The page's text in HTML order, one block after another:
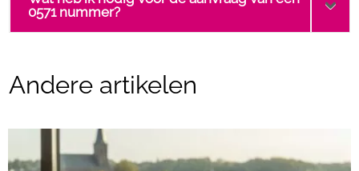
0571 nummer?
Andere artikelen